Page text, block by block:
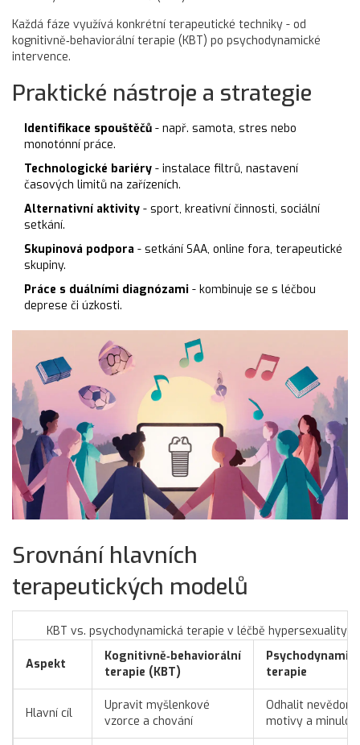
Každá fáze využívá konkrétní terapeutické techniky - od
kognitivně‑behaviorální terapie (KBT) po psychodynamické
intervence.
Praktické nástroje a strategie
Identifikace spouštěčů - např. samota, stres nebo
monotónní práce.
Technologické bariéry - instalace filtrů, nastavení
časových limitů na zařízeních.
Alternativní aktivity - sport, kreativní činnosti, sociální
setkání.
Skupinová podpora - setkání SAA, online fora, terapeutické
skupiny.
Práce s duálními diagnózami - kombinuje se s léčbou
deprese či úzkosti.
Srovnání hlavních
terapeutických modelů
KBT vs. psychodynamická terapie v léčbě hypersexuality
Aspekt
Kognitivně‑behaviorální
terapie (KBT)
terapie
Hlavní cíl
Upravit myšlenkové
vzorce a chování
Odhalit
motivy a